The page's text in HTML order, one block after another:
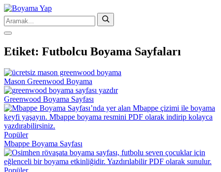
Etiket: Futbolcu Boyama Sayfaları
Mason Greenwood Boyama
Greenwood Boyama Sayfası
Popüler
Mbappe Boyama Sayfası
Popüler